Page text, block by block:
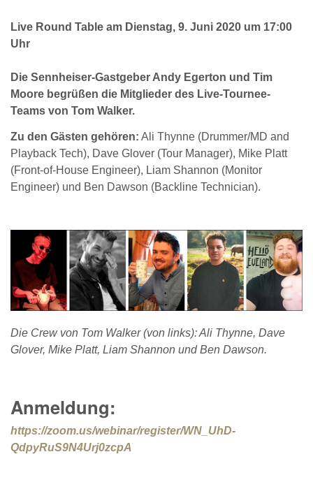
Live Round Table am Dienstag, 9. Juni 2020 um 17:00
Uhr
Die Sennheiser-Gastgeber Andy Egerton und Tim
Moore begrüßen die Mitglieder des Live-Tournee-
Teams von Tom Walker.
Zu den Gästen gehören: Ali Thynne (Drummer/MD and
Playback Tech), Dave Glover (Tour Manager), Mike Platt
(Front-of-House Engineer), Liam Shannon (Monitor
Engineer) und Ben Dawson (Backline Technician).
Die Crew von Tom Walker (von links): Ali Thynne, Dave
Glover, Mike Platt, Liam Shannon und Ben Dawson.
Anmeldung:
https://zoom.us/webinar/register/WN_UhD-
QdpyRuS9N4Urj0zcpA